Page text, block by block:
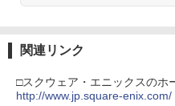
ラー (
4
【純正
￥3,982
3
劇場版
窩座再
関連リンク
□スクウェア・エニックスのホ
http://www.jp.square-enix.com/